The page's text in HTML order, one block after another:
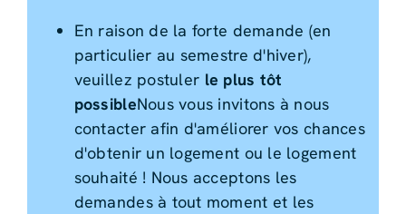
En raison de la forte demande (en
particulier au semestre d'hiver),
veuillez postuler le plus tôt
possibleNous vous invitons à nous
contacter afin d'améliorer vos chances
d'obtenir un logement ou le logement
souhaité ! Nous acceptons les
demandes à tout moment et les